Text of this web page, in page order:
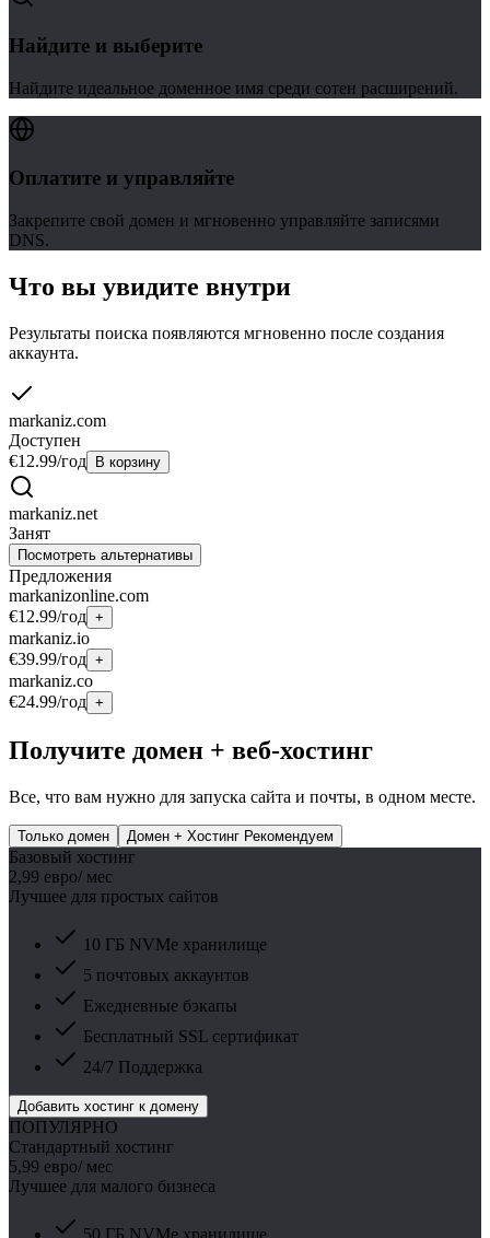
Найдите и выберите
Найдите идеальное доменное имя среди сотен расширений.
Оплатите и управляйте
Закрепите свой домен и мгновенно управляйте записями
DNS.
Что вы увидите внутри
Результаты поиска появляются мгновенно после создания
аккаунта.
markaniz.com
Доступен
€12.99/год В корзину
markaniz.net
Занят
Посмотреть альтернативы
Предложения
markanizonline.com
€12.99/год +
markaniz.io
€39.99/год +
markaniz.co
€24.99/год +
Получите домен + веб-хостинг
Все, что вам нужно для запуска сайта и почты, в одном месте.
Только домен Домен + Хостинг Рекомендуем
Базовый хостинг
2,99 евро/ мес
Лучшее для простых сайтов
10 ГБ NVMe хранилище
5 почтовых аккаунтов
Ежедневные бэкапы
Бесплатный SSL сертификат
24/7 Поддержка
Добавить хостинг к домену
ПОПУЛЯРНО
Стандартный хостинг
5,99 евро/ мес
Лучшее для малого бизнеса
50 ГБ NVMe хранилище